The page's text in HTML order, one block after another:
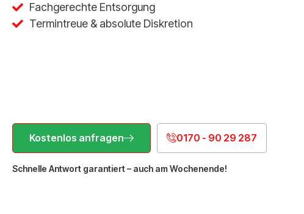
Fachgerechte Entsorgung
Termintreue & absolute Diskretion
Kostenlos anfragen 0170 - 90 29 287
Schnelle Antwort garantiert – auch am Wochenende!